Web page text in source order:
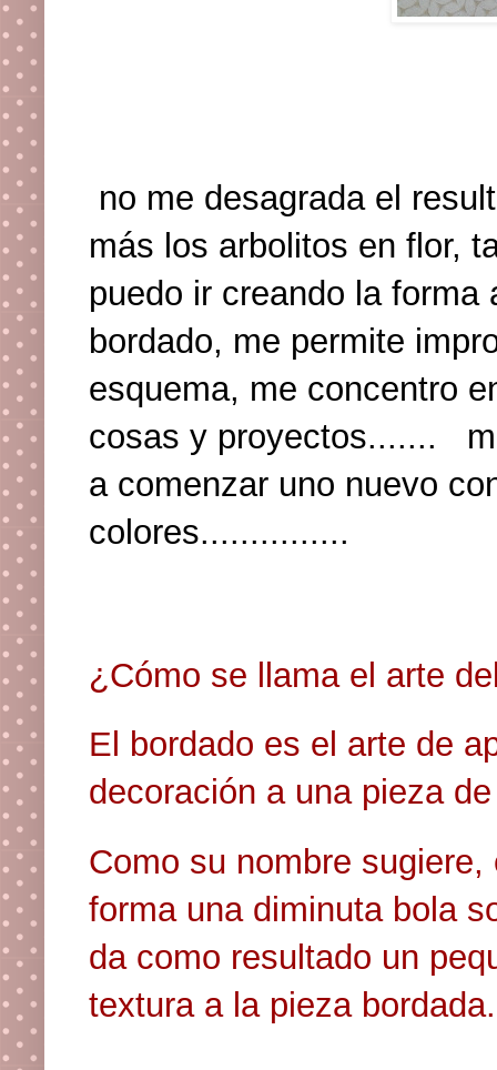
no me desagrada el
más los arbolitos en flor,
puedo ir creando la
bordado, me permite
esquema, me concentro
cosas y proyectos.......
a comenzar uno nuevo
colores...............
¿Cómo se llama el arte
El bordado es el arte de
decoración a una pieza
Como su nombre
forma una diminuta bola
da como resultado un
textura a la pieza bordada.